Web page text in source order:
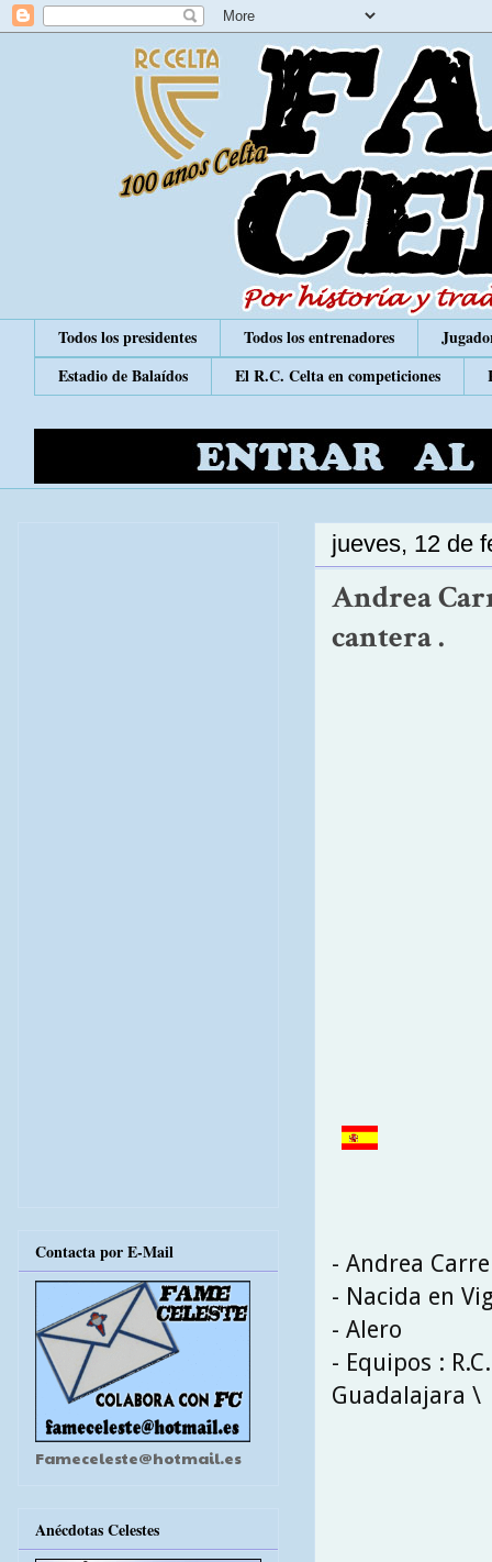
Todos los presidentes Todos los entrenadores
Estadio de Balaídos
El R.C. Celta en competiciones
jueves, 12 de
Andrea
cantera .
- Andrea
- Nacida en
- Alero
- Equipos :
Guadalajara \
Contacta por E-Mail
Fameceleste@hotmail.es
Anécdotas Celestes